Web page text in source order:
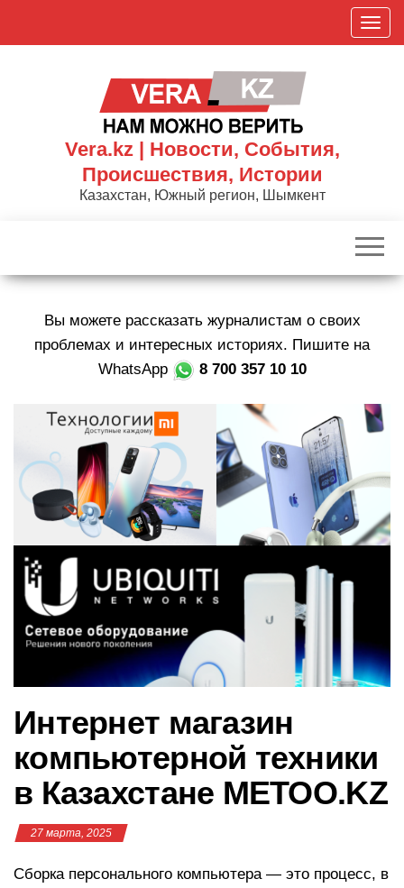
П
о
к
р
в
и
а
и
ю
Vera.kz | Новости, События,
Происшествия, Истории
Казахстан, Южный регион, Шымкент
Вы можете рассказать журналистам о своих
проблемах и интересных историях. Пишите на
WhatsApp
8 700 357 10 10
Интернет магазин
компьютерной техники
в Казахстане METOO.KZ
27 марта, 2025
Сборка персонального компьютера — это процесс, в